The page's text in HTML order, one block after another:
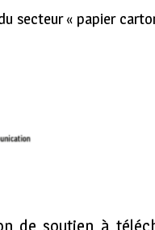
secteur « papier
de soutien à